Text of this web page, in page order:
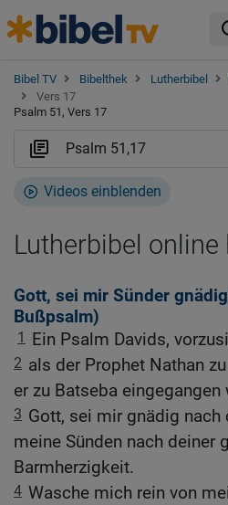
Bibel TV Bibelthek Lutherbibel
Vers 17
Psalm 51, Vers 17
Videos einblenden
Lutherbibel online
Gott, sei mir Sünder
Bußpsalm)
1 Ein Psalm Davids,
2 als der Prophet Nathan
er zu Batseba eingegangen
3 Gott, sei mir gnädig nach
meine Sünden nach deiner
Barmherzigkeit.
4 Wasche mich rein von